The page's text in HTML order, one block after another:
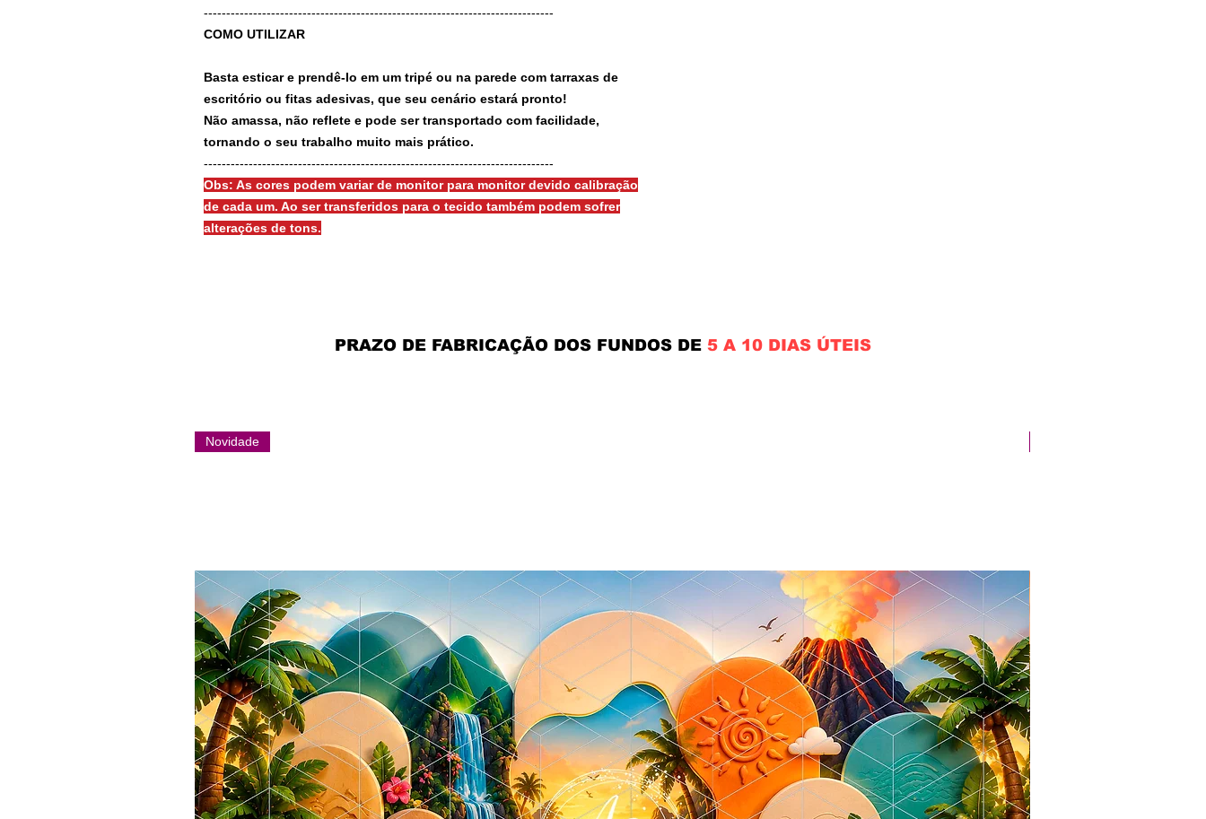
------------------------------------------------------------------------------
COMO UTILIZAR
Basta esticar e prendê-lo em um tripé ou na parede com tarraxas de
escritório ou fitas adesivas, que seu cenário estará pronto!
Não amassa, não reflete e pode ser transportado com facilidade,
tornando o seu trabalho muito mais prático.
------------------------------------------------------------------------------
Obs: As cores podem variar de monitor para monitor devido calibração
de cada um. Ao ser transferidos para o tecido também podem sofrer
alterações de tons.
PRAZO DE FABRICAÇÃO DOS FUNDOS DE 5 A 10 DIAS ÚTEIS
Novidade